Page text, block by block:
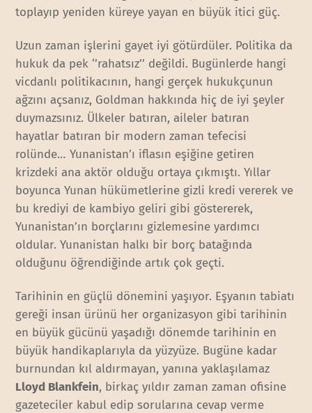
toplayıp yeniden küreye yayan en büyük itici güç.
Uzun zaman işlerini gayet iyi götürdüler. Politika da
hukuk da pek ‘’rahatsız’’ değildi. Bugünlerde hangi
vicdanlı politikacının, hangi gerçek hukukçunun
ağzını açsanız, Goldman hakkında hiç de iyi şeyler
duymazsınız. Ülkeler batıran, aileler batıran
hayatlar batıran bir modern zaman tefecisi
rolünde… Yunanistan’ı iflasın eşiğine getiren
krizdeki ana aktör olduğu ortaya çıkmıştı. Yıllar
boyunca Yunan hükümetlerine gizli kredi vererek ve
bu krediyi de kambiyo geliri gibi göstererek,
Yunanistan’ın borçlarını gizlemesine yardımcı
oldular. Yunanistan halkı bir borç batağında
olduğunu öğrendiğinde artık çok geçti.
Tarihinin en güçlü dönemini yaşıyor. Eşyanın tabiatı
gereği insan ürünü her organizasyon gibi tarihinin
en büyük gücünü yaşadığı dönemde tarihinin en
büyük handikaplarıyla da yüzyüze. Bugüne kadar
burnundan kıl aldırmayan, yanına yaklaşılamaz
Lloyd Blankfein, birkaç yıldır zaman zaman ofisine
gazeteciler kabul edip sorularına cevap verme